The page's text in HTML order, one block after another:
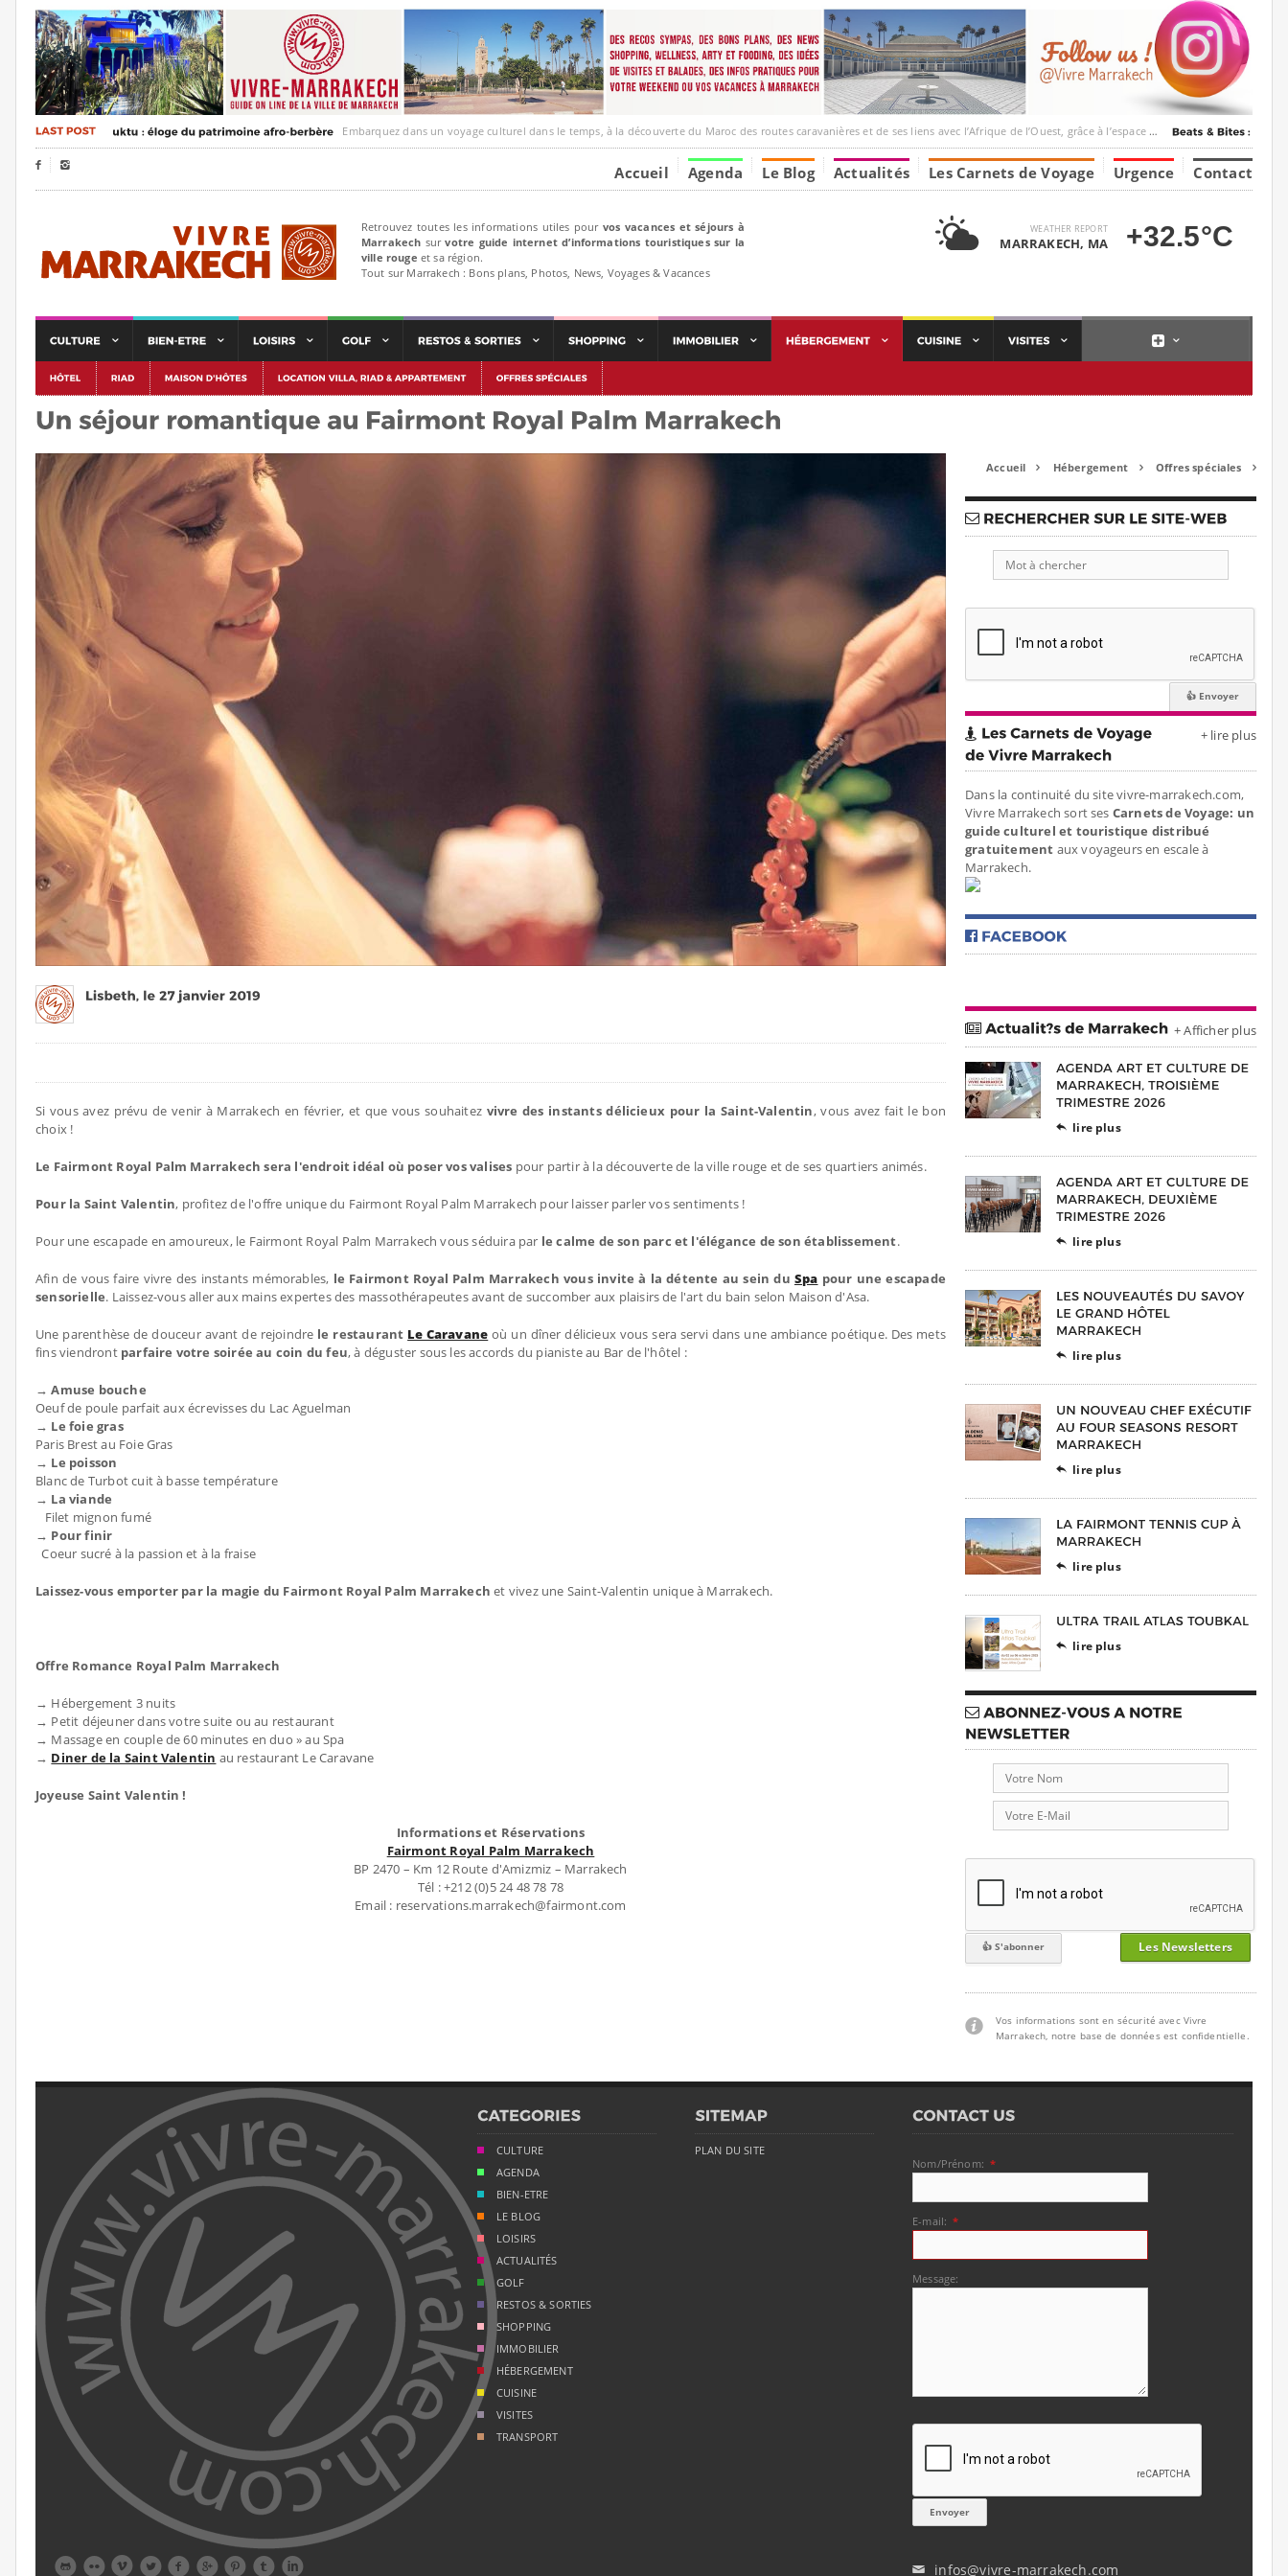
Embarquez dans un voyage culturel dans le temps, à la découverte du Maroc des routes caravanières et de ses liens avec l’Afrique de l’Ouest, grâce à l’espace Marrakesh-Tumbuktu.
  Accueil Agenda Le Blog Actualités Les Carnets de Voyage Urgence Contact
Retrouvez toutes les informations utiles pour vos vacances et séjours à
Marrakech survotre guide internet d’informations touristiques sur la
ville rouge et sa région.
Tout sur Marrakech : Bons plans, Photos, News, Voyages & Vacances
WEATHER REPORT
MARRAKECH, MA +32.5°C
Si vous avez prévu de venir à Marrakech en février, et que vous souhaitez vivre des instants délicieux pour la Saint-Valentin, vous avez fait le bon
choix !
Le Fairmont Royal Palm Marrakech sera l'endroit idéal où poser vos valises pour partir à la découverte de la ville rouge et de ses quartiers animés.
Pour la Saint Valentin, profitez de l'offre unique du Fairmont Royal Palm Marrakech pour laisser parler vos sentiments !
Pour une escapade en amoureux, le Fairmont Royal Palm Marrakech vous séduira par le calme de son parc et l'élégance de son établissement.
Afin de vous faire vivre des instants mémorables, le Fairmont Royal Palm Marrakech vous invite à la détente au sein du Spa pour une escapade
sensorielle. Laissez-vous aller aux mains expertes des massothérapeutes avant de succomber aux plaisirs de l'art du bain selon Maison d'Asa.
Une parenthèse de douceur avant de rejoindre le restaurant Le Caravane où un dîner délicieux vous sera servi dans une ambiance poétique. Des mets
fins viendront parfaire votre soirée au coin du feu, à déguster sous les accords du pianiste au Bar de l'hôtel :
→ Amuse bouche
Oeuf de poule parfait aux écrevisses du Lac Aguelman
→ Le foie gras
Paris Brest au Foie Gras
→ Le poisson
Blanc de Turbot cuit à basse température
→ La viande
Filet mignon fumé
→ Pour finir
Coeur sucré à la passion et à la fraise
Laissez-vous emporter par la magie du Fairmont Royal Palm Marrakech et vivez une Saint-Valentin unique à Marrakech.
Offre Romance Royal Palm Marrakech
→ Hébergement 3 nuits
→ Petit déjeuner dans votre suite ou au restaurant
→ Massage en couple de 60 minutes en duo » au Spa
→ Diner de la Saint Valentin au restaurant Le Caravane
Joyeuse Saint Valentin !
Informations et Réservations
Fairmont Royal Palm Marrakech
BP 2470 – Km 12 Route d'Amizmiz – Marrakech
Tél : +212 (0)5 24 48 78 78
Email : reservations.marrakech@fairmont.com
Accueil  Hébergement  Offres spéciales 
+ lire plus
Dans la continuité du site vivre-marrakech.com,
Vivre Marrakech sort ses Carnets de Voyage: un
guide culturel et touristique distribué
gratuitement aux voyageurs en escale à
Marrakech.
+ Afficher plus
 lire plus
 lire plus
 lire plus
 lire plus
 lire plus
 lire plus
Les Newsletters
Vos informations sont en sécurité avec Vivre
Marrakech, notre base de données est confidentielle.
        
CULTURE
AGENDA
BIEN-ETRE
LE BLOG
LOISIRS
ACTUALITÉS
GOLF
RESTOS & SORTIES
SHOPPING
IMMOBILIER
HÉBERGEMENT
CUISINE
VISITES
TRANSPORT
PLAN DU SITE
Nom/Prénom: *
E-mail: *
Message:
✉ infos@vivre-marrakech.com